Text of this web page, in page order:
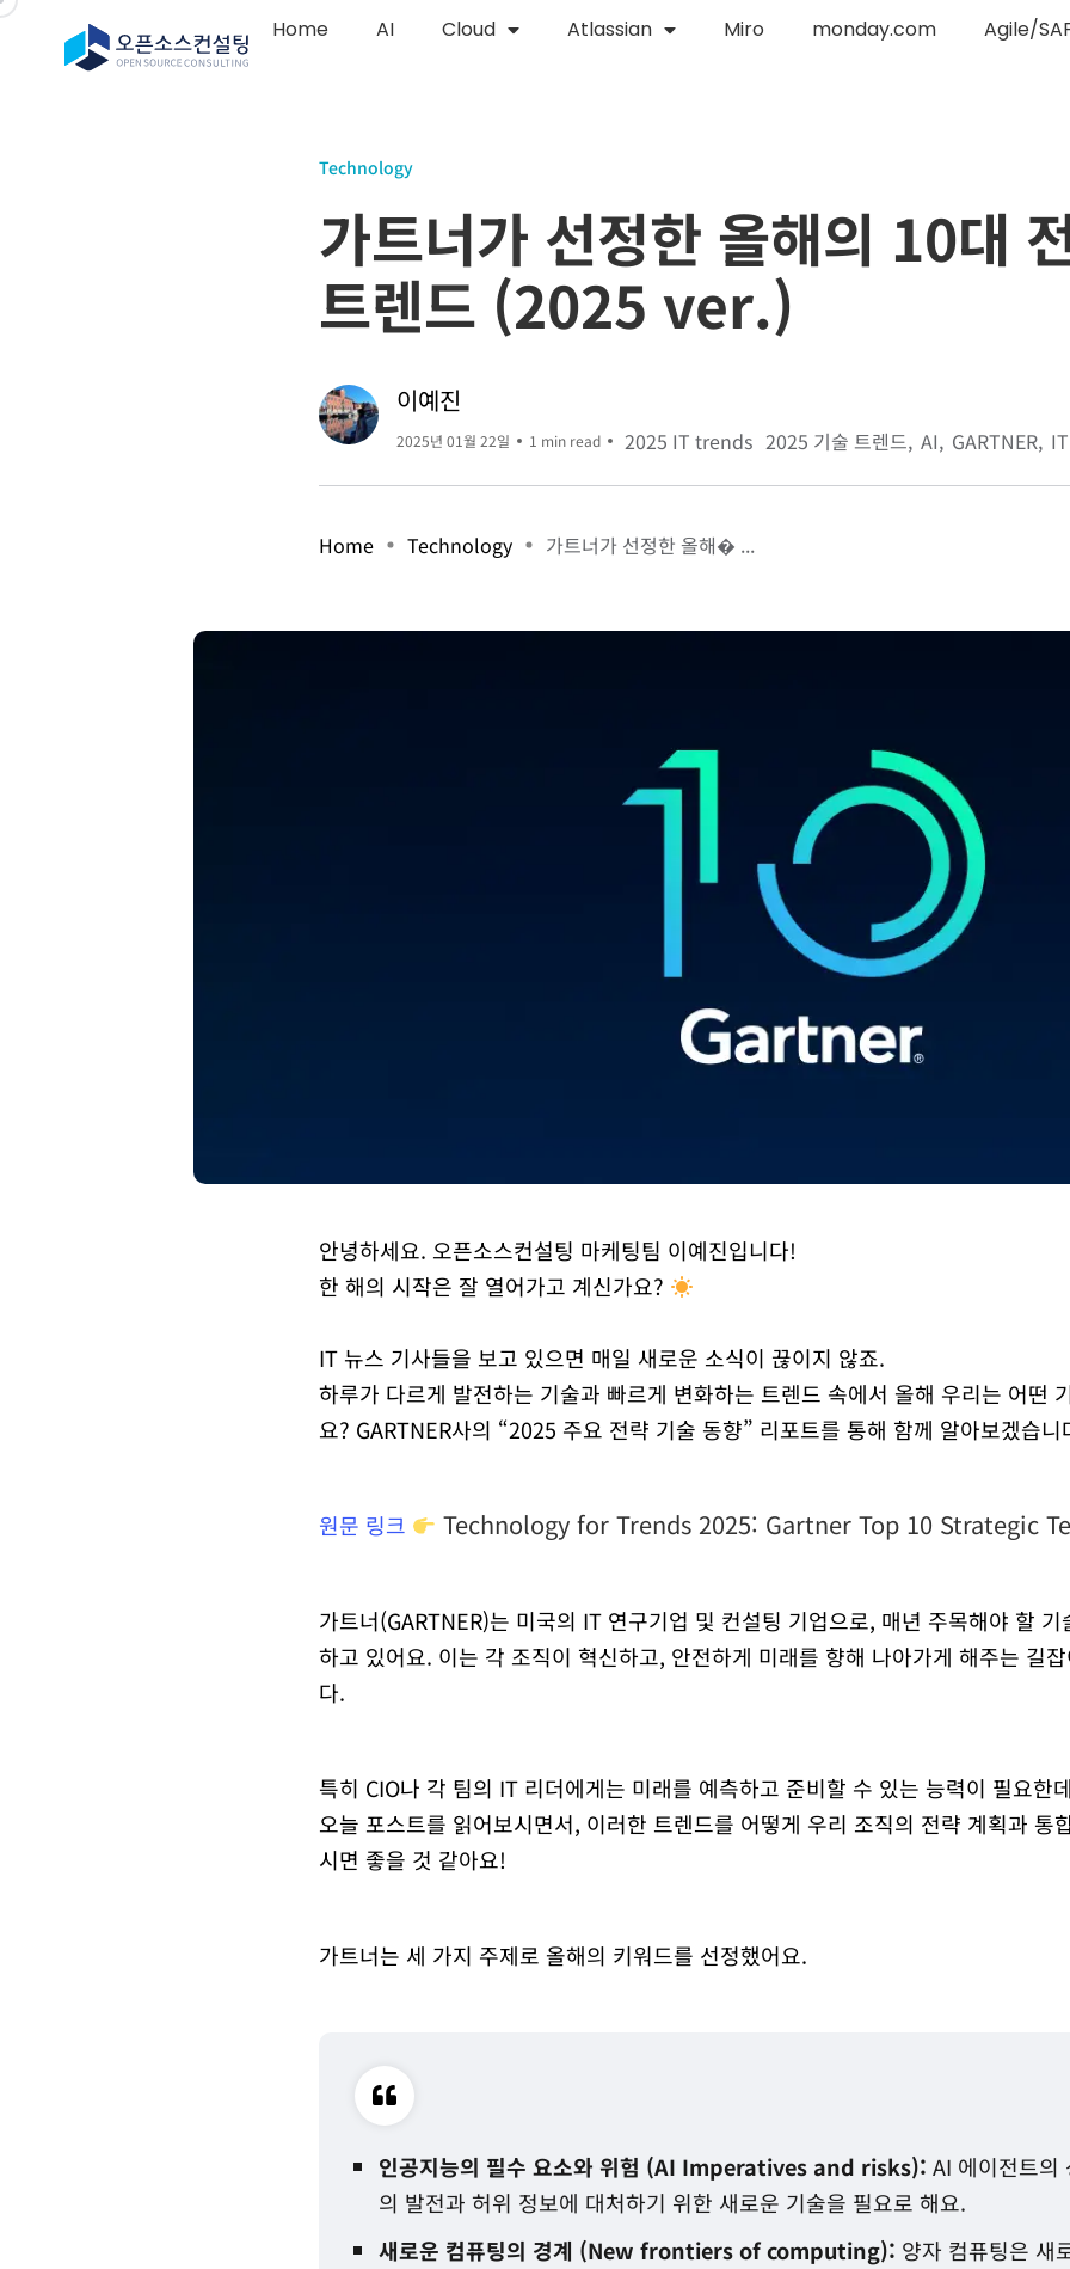
Home AI Cloud Atlassian Miro monday.com Agile/
Technology
가트너가 선정한 올해의 10대
트렌드 (2025 ver.)
이예진
2025년 01월 22일 1 min read 2025 IT trends 2025 기술 트렌드 AI GARTNER
Home Technology 가트너가 선정한 올해� ...
안녕하세요. 오픈소스컨설팅 마케팅팀 이예진입니다!
한 해의 시작은 잘 열어가고 계신가요?
IT 뉴스 기사들을 보고 있으면 매일 새로운 소식이 끊이지 않죠.
하루가 다르게 발전하는 기술과 빠르게 변화하는 트렌드 속에서 올해 우리는 어떤
요? GARTNER사의 “2025 주요 전략 기술 동향” 리포트를 통해 함께 알아보겠습니
원문 링크 Technology for Trends 2025: Gartner Top 10 Strategic
가트너(GARTNER)는 미국의 IT 연구기업 및 컨설팅 기업으로, 매년 주목해야 할
하고 있어요. 이는 각 조직이 혁신하고, 안전하게 미래를 향해 나아가게 해주는 길
다.
특히 CIO나 각 팀의 IT 리더에게는 미래를 예측하고 준비할 수 있는 능력이 필요한
오늘 포스트를 읽어보시면서, 이러한 트렌드를 어떻게 우리 조직의 전략 계획과 통
시면 좋을 것 같아요!
가트너는 세 가지 주제로 올해의 키워드를 선정했어요.
인공지능의 필수 요소와 위험 (AI Imperatives and risks): AI 에이전트의
의 발전과 허위 정보에 대처하기 위한 새로운 기술을 필요로 해요.
새로운 컴퓨팅의 경계 (New frontiers of computing): 양자 컴퓨팅은 새